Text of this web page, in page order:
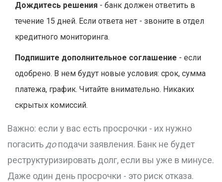
Дождитесь решения - банк должен ответить в
течение 15 дней. Если ответа нет - звоните в отдел
кредитного мониторинга.
Подпишите дополнительное соглашение - если
одобрено. В нем будут новые условия: срок, сумма
платежа, график. Читайте внимательно. Никаких
скрытых комиссий.
Важно: если у вас есть просрочки - их нужно
погаситьдоподачи заявления. Банк не будет
реструктуризировать долг, если вы уже в минусе.
Даже один день просрочки - это риск отказа.